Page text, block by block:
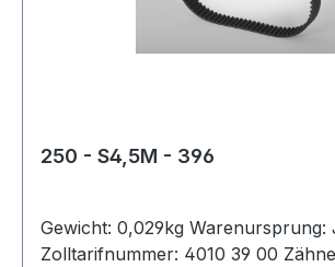
250 - S4,5M - 396
Gewicht: 0,029kg Warenursprung:
Zolltarifnummer: 4010 39 00